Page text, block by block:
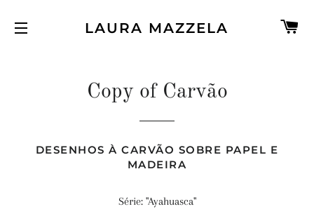
LAURA MAZZELA
Copy of Carvão
DESENHOS À CARVÃO SOBRE PAPEL E
MADEIRA
Série: "Ayahuasca"